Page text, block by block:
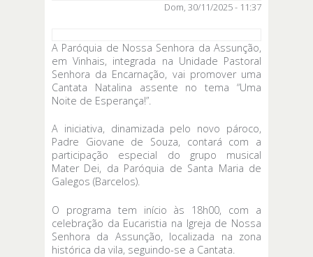
Dom, 30/11/2025 - 11:37
A Paróquia de Nossa Senhora da Assunção,
em Vinhais, integrada na Unidade Pastoral
Senhora da Encarnação, vai promover uma
Cantata Natalina assente no tema “Uma
Noite de Esperança!”.
A iniciativa, dinamizada pelo novo pároco,
Padre Giovane de Souza, contará com a
participação especial do grupo musical
Mater Dei, da Paróquia de Santa Maria de
Galegos (Barcelos).
O programa tem início às 18h00, com a
celebração da Eucaristia na Igreja de Nossa
Senhora da Assunção, localizada na zona
histórica da vila, seguindo-se a Cantata.